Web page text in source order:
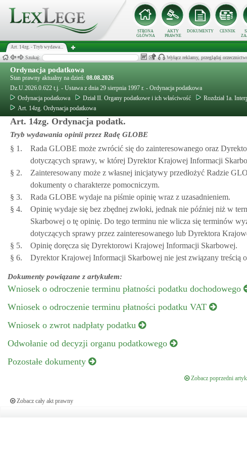
STRONA
GŁÓWNA
AKTY
PRAWNE
DOKUMENTY CENNIK
Art. 14zg. - Tryb wydawa...
Szukaj: Wyłącz reklamy, przeglądaj
Ordynacja podatkowa
Stan prawny aktualny na dzień: 08.08.2026
Dz.U.2026.0.622 t.j. - Ustawa z dnia 29 sierpnia 1997 r. - Ordynacja podatkowa
Ordynacja podatkowa
Dział II. Organy podatkowe i ich właściwość
Rozdział 1a.
Art. 14zg. Ordynacja podatkowa
Art. 14zg. Ordynacja podatk.
Tryb wydawania opinii przez Radę GLOBE
§ 1.
Rada GLOBE może zwrócić się do zainteresowanego oraz
dotyczących sprawy, w której Dyrektor Krajowej Informacji
§ 2.
Zainteresowany może z własnej inicjatywy przedłożyć Radzie
dokumenty o charakterze pomocniczym.
§ 3.
Rada GLOBE wydaje na piśmie opinię wraz z uzasadnieniem.
§ 4.
Opinię wydaje się bez zbędnej zwłoki, jednak nie później niż w
Skarbowej o tę opinię. Do tego terminu nie wlicza się terminów
dotyczących sprawy przez zainteresowanego lub Dyrektora
§ 5.
Opinię doręcza się Dyrektorowi Krajowej Informacji Skarbowej.
§ 6.
Dyrektor Krajowej Informacji Skarbowej nie jest związany treścią
Dokumenty powiązane z artykułem:
Wniosek o odroczenie terminu płatności podatku dochodowego
Wniosek o odroczenie terminu płatności podatku VAT
Wniosek o zwrot nadpłaty podatku
Odwołanie od decyzji organu podatkowego
Pozostałe dokumenty
Zobacz poprzedni
Zobacz cały akt prawny